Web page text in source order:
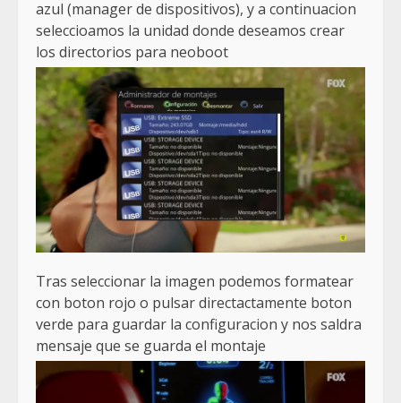
azul (manager de dispositivos), y a continuacion
seleccioamos la unidad donde deseamos crear
los directorios para neoboot
Tras seleccionar la imagen podemos formatear
con boton rojo o pulsar directactamente boton
verde para guardar la configuracion y nos saldra
mensaje que se guarda el montaje